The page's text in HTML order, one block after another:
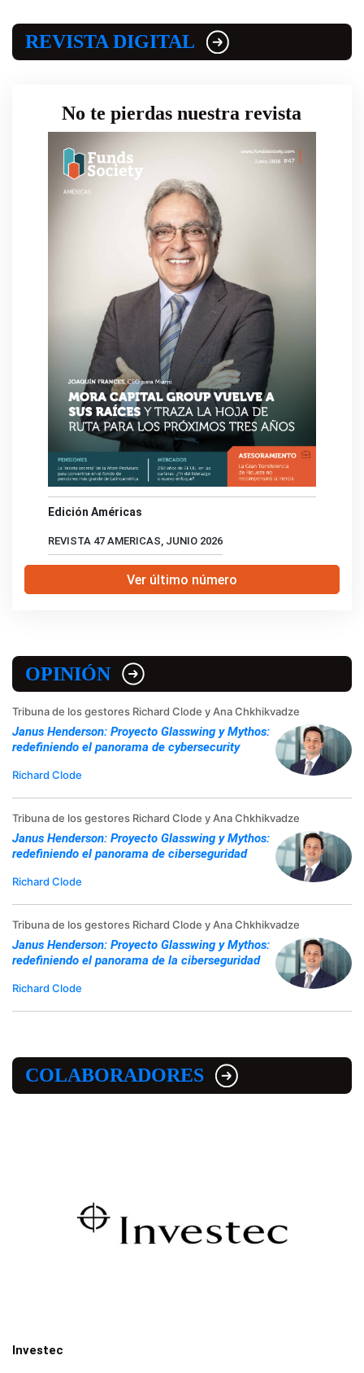
REVISTA DIGITAL
No te pierdas nuestra revista
Edición Américas
REVISTA 47 AMERICAS, JUNIO 2026
Ver último número
OPINIÓN
Tribuna de los gestores Richard Clode y Ana Chkhikvadze
Janus Henderson: Proyecto Glasswing y Mythos:
redefiniendo el panorama de cybersecurity
Richard Clode
Tribuna de los gestores Richard Clode y Ana Chkhikvadze
Janus Henderson: Proyecto Glasswing y Mythos:
redefiniendo el panorama de ciberseguridad
Richard Clode
Tribuna de los gestores Richard Clode y Ana Chkhikvadze
Janus Henderson: Proyecto Glasswing y Mythos:
redefiniendo el panorama de la ciberseguridad
Richard Clode
COLABORADORES
Investec